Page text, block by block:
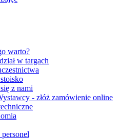
warto?
w targach
z nami
- złóż zamówienie online